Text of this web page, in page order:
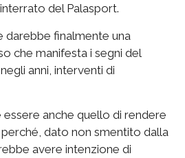
del Palasport.
darebbe finalmente una
che manifesta i segni del
anni, interventi di
anche quello di rendere
perché, dato non smentito dalla
avere intenzione di